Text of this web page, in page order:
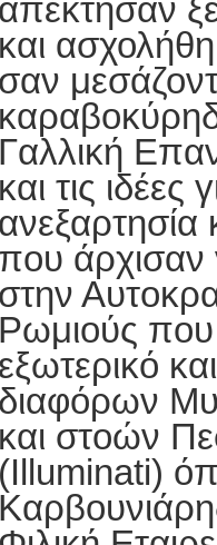
απέκτησαν
και
σαν
Γαλλική
και τις ιδέες
ανεξαρτησία
που άρχισαν
στην
Ρωμιούς
εξωτερικό
διαφόρων
και στοών
(Illuminati)